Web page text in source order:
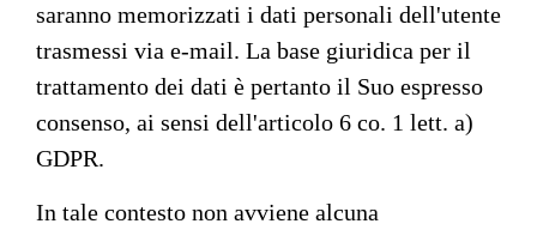
saranno memorizzati i dati personali dell'utente
trasmessi via e-mail. La base giuridica per il
trattamento dei dati è pertanto il Suo espresso
consenso, ai sensi dell'articolo 6 co. 1 lett. a)
GDPR.
In tale contesto non avviene alcuna